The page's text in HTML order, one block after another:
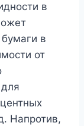
в
в
от
Напротив,